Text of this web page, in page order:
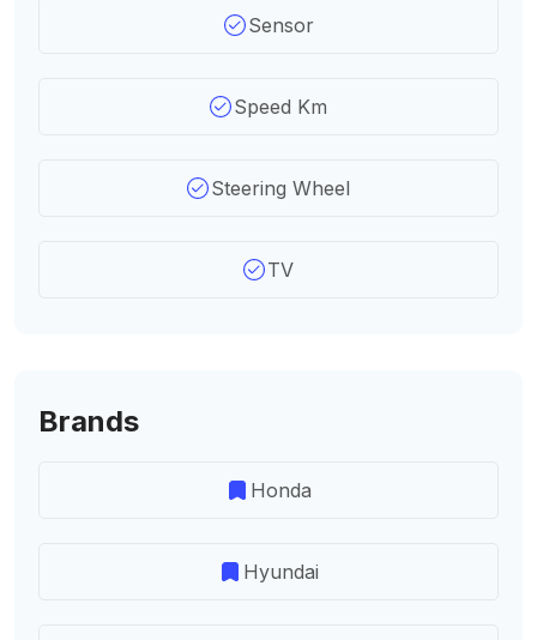
Sensor
Speed Km
Steering Wheel
TV
Brands
Honda
Hyundai